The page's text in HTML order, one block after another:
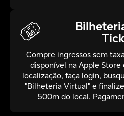
Compre ingressos sem
disponível na Apple Store
localização, faça login,
"Bilheteria Virtual" e
500m do local.